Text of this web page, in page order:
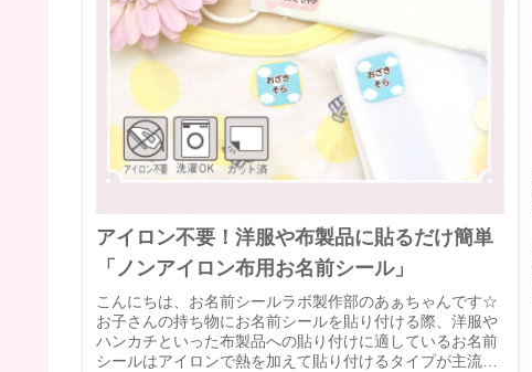
アイロン不要！洋服や布製品に貼るだけ簡単
「ノンアイロン布用お名前シール」
こんにちは、お名前シールラボ製作部のあぁちゃんです☆
お子さんの持ち物にお名前シールを貼り付ける際、洋服や
ハンカチといった布製品への貼り付けに適しているお名前
シールはアイロンで熱を加えて貼り付けるタイプが主流で